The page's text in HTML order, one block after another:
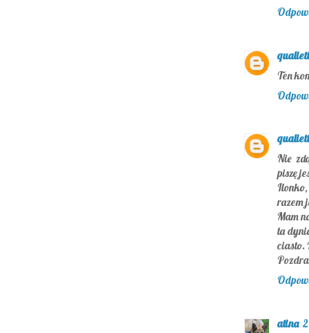
Ten
Nie
piszę
razem
Mam
ta
ciasto.
atina